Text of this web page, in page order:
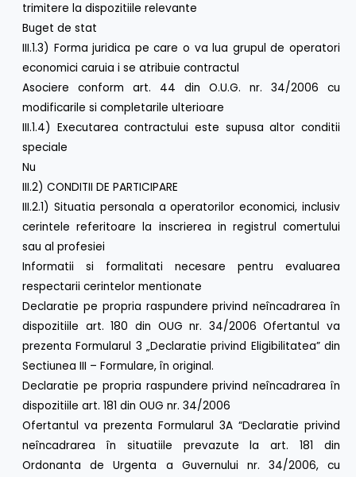
trimitere la dispozitiile relevante
Buget de stat
III.1.3) Forma juridica pe care o va lua grupul de operatori
economici caruia i se atribuie contractul
Asociere conform art. 44 din O.U.G. nr. 34/2006 cu
modificarile si completarile ulterioare
III.1.4) Executarea contractului este supusa altor conditii
speciale
Nu
III.2) CONDITII DE PARTICIPARE
III.2.1) Situatia personala a operatorilor economici, inclusiv
cerintele referitoare la inscrierea in registrul comertului
sau al profesiei
Informatii si formalitati necesare pentru evaluarea
respectarii cerintelor mentionate
Declaratie pe propria raspundere privind neîncadrarea în
dispozitiile art. 180 din OUG nr. 34/2006 Ofertantul va
prezenta Formularul 3 „Declaratie privind Eligibilitatea” din
Sectiunea III – Formulare, în original.
Declaratie pe propria raspundere privind neîncadrarea în
dispozitiile art. 181 din OUG nr. 34/2006
Ofertantul va prezenta Formularul 3A “Declaratie privind
neîncadrarea în situatiile prevazute la art. 181 din
Ordonanta de Urgenta a Guvernului nr. 34/2006, cu